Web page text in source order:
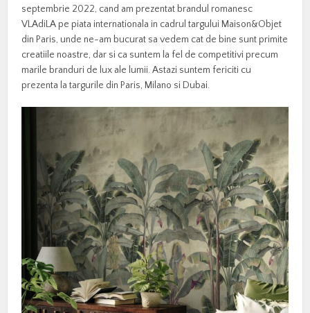
septembrie 2022, cand am prezentat brandul romanesc
VLAdiLA pe piata internationala in cadrul targului Maison&Objet
din Paris, unde ne-am bucurat sa vedem cat de bine sunt primite
creatiile noastre, dar si ca suntem la fel de competitivi precum
marile branduri de lux ale lumii. Astazi suntem fericiti cu
prezenta la targurile din Paris, Milano si Dubai.